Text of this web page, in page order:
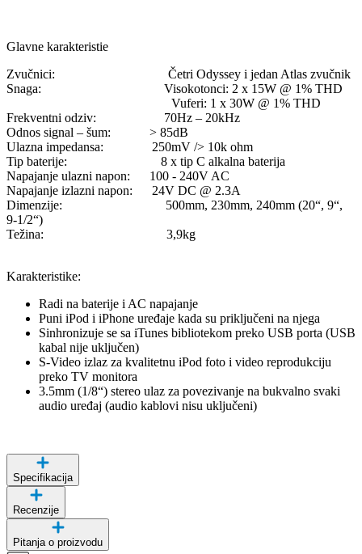
Glavne karakteristie
Zvučnici: Četri Odyssey i jedan Atlas zvučnik
Snaga: Visokotonci: 2 x 15W @ 1% THD
Vuferi: 1 x 30W @ 1% THD
Frekventni odziv: 70Hz – 20kHz
Odnos signal – šum: > 85dB
Ulazna impedansa: 250mV /> 10k ohm
Tip baterije: 8 x tip C alkalna baterija
Napajanje ulazni napon: 100 - 240V AC
Napajanje izlazni napon: 24V DC @ 2.3A
Dimenzije: 500mm, 230mm, 240mm (20“, 9“,
9-1/2“)
Težina: 3,9kg
Karakteristike:
Radi na baterije i AC napajanje
Puni iPod i iPhone uređaje kada su priključeni na njega
Sinhronizuje se sa iTunes bibliotekom preko USB porta (USB
kabal nije uključen)
S-Video izlaz za kvalitetnu iPod foto i video reprodukciju
preko TV monitora
3.5mm (1/8“) stereo ulaz za povezivanje na bukvalno svaki
audio uređaj (audio kablovi nisu uključeni)
Specifikacija
Recenzije
Pitanja o proizvodu